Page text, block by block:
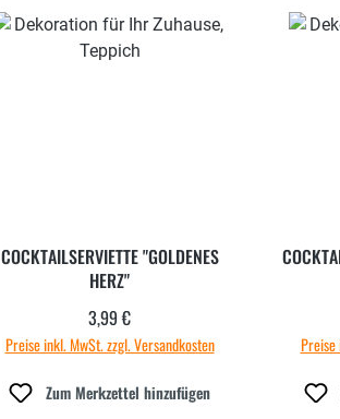
COCKTAILSERVIETTE "GOLDENES
HERZ"
Regulärer Preis:
3,99 €
Preise inkl. MwSt. zzgl. Versandkosten
Zum Merkzettel hinzufügen
Preise